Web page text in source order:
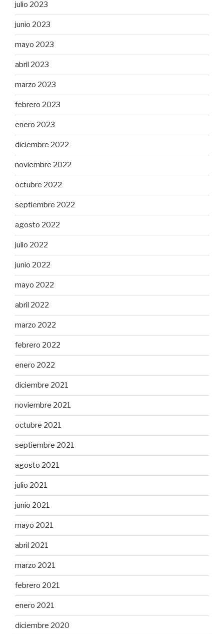
julio 2023
junio 2023
mayo 2023
abril 2023
marzo 2023
febrero 2023
enero 2023
diciembre 2022
noviembre 2022
octubre 2022
septiembre 2022
agosto 2022
julio 2022
junio 2022
mayo 2022
abril 2022
marzo 2022
febrero 2022
enero 2022
diciembre 2021
noviembre 2021
octubre 2021
septiembre 2021
agosto 2021
julio 2021
junio 2021
mayo 2021
abril 2021
marzo 2021
febrero 2021
enero 2021
diciembre 2020